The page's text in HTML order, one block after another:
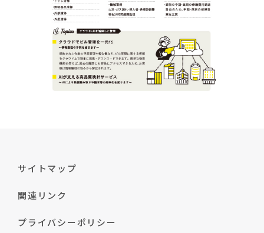
サイトマップ
関連リンク
プライバシーポリシー